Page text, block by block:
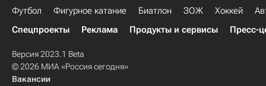
Футбол Фигурное катание Биатлон ЗОЖ Хоккей
Спецпроекты
Реклама Продукты и сервисы Пресс-
Версия 2023.1 Beta
© 2026 МИА «Россия сегодня»
Вакансии